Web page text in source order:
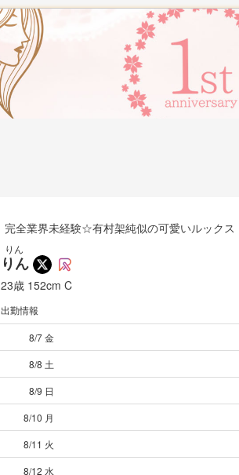
完全業界未経験☆有村架純似の可愛いルックス
りん
りん
23歳 152cm C
出勤情報
8/7 金
8/8 土
8/9 日
8/10 月
8/11 火
8/12 水